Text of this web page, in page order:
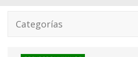
Categorías